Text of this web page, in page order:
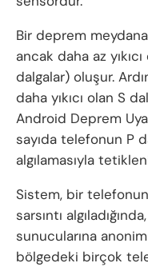
Bir deprem
ancak daha az
dalgalar) oluşur.
daha yıkıcı olan S
Android Deprem
sayıda telefonun P
algılamasıyla
Sistem, bir
sarsıntı
sunucularına
bölgedeki birçok